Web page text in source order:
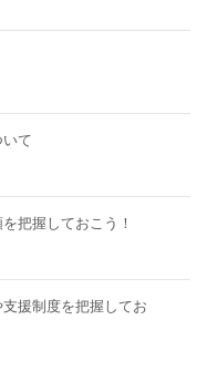
て
把握しておこう！
援制度を把握してお